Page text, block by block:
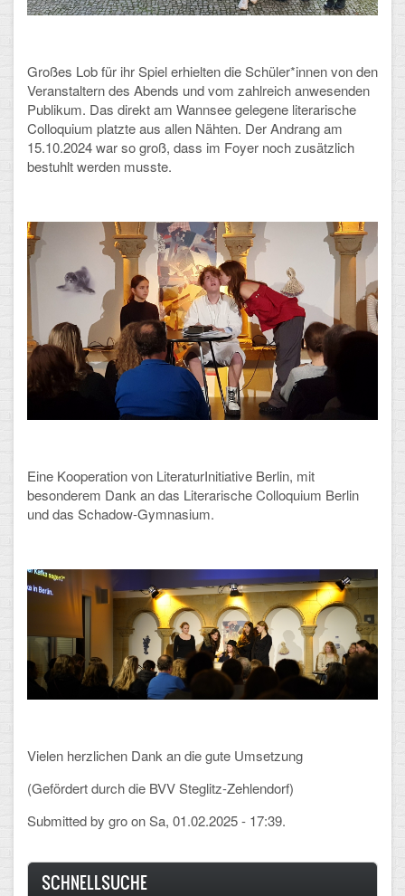
Klima-Projekt
Förderverein
Ehemalige
Schulzeitung: Der Gottfried
Deutsch und Fremdsprachen
Ethik, Philosophie und Religion
Gesellschaftswissenschaften
Mathematik, Informatik und Naturwissenschaften
Musische Fächer
ORGANISATION
Abitur
Kurswahl 10. Kl.
Umwahl 11. Kl.
mPA
TERMINE
CLOUD
Lernraum Berlin
Nextcloud (Eigene Dateien und Tauschordner)
Großes Lob für ihr Spiel erhielten die Schüler*innen von den
Veranstaltern des Abends und vom zahlreich anwesenden
Publikum. Das direkt am Wannsee gelegene literarische
Colloquium platzte aus allen Nähten. Der Andrang am
15.10.2024 war so groß, dass im Foyer noch zusätzlich
bestuhlt werden musste.
Eine Kooperation von LiteraturInitiative Berlin, mit
besonderem Dank an das Literarische Colloquium Berlin
und das Schadow-Gymnasium.
Vielen herzlichen Dank an die gute Umsetzung
(Gefördert durch die BVV Steglitz-Zehlendorf)
Submitted by groon Sa, 01.02.2025 - 17:39.
SCHNELLSUCHE